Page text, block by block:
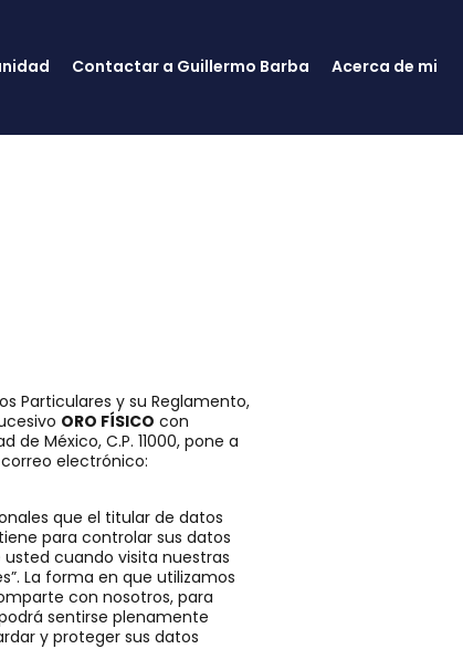
Contactar a Guillermo Barba Acerca de mi
Particulares y su Reglamento,
ORO FÍSICO con
México, C.P. 11000, pone a
electrónico:
que el titular de datos
para controlar sus datos
cuando visita nuestras
La forma en que utilizamos
con nosotros, para
sentirse plenamente
y proteger sus datos